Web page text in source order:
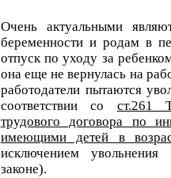
Очень актуальными
беременности и родам в
отпуск по уходу за
она еще не вернулась на
работодатели пытаются
соответствии со ст.261
трудового договора по
имеющими детей в
исключением
законе).